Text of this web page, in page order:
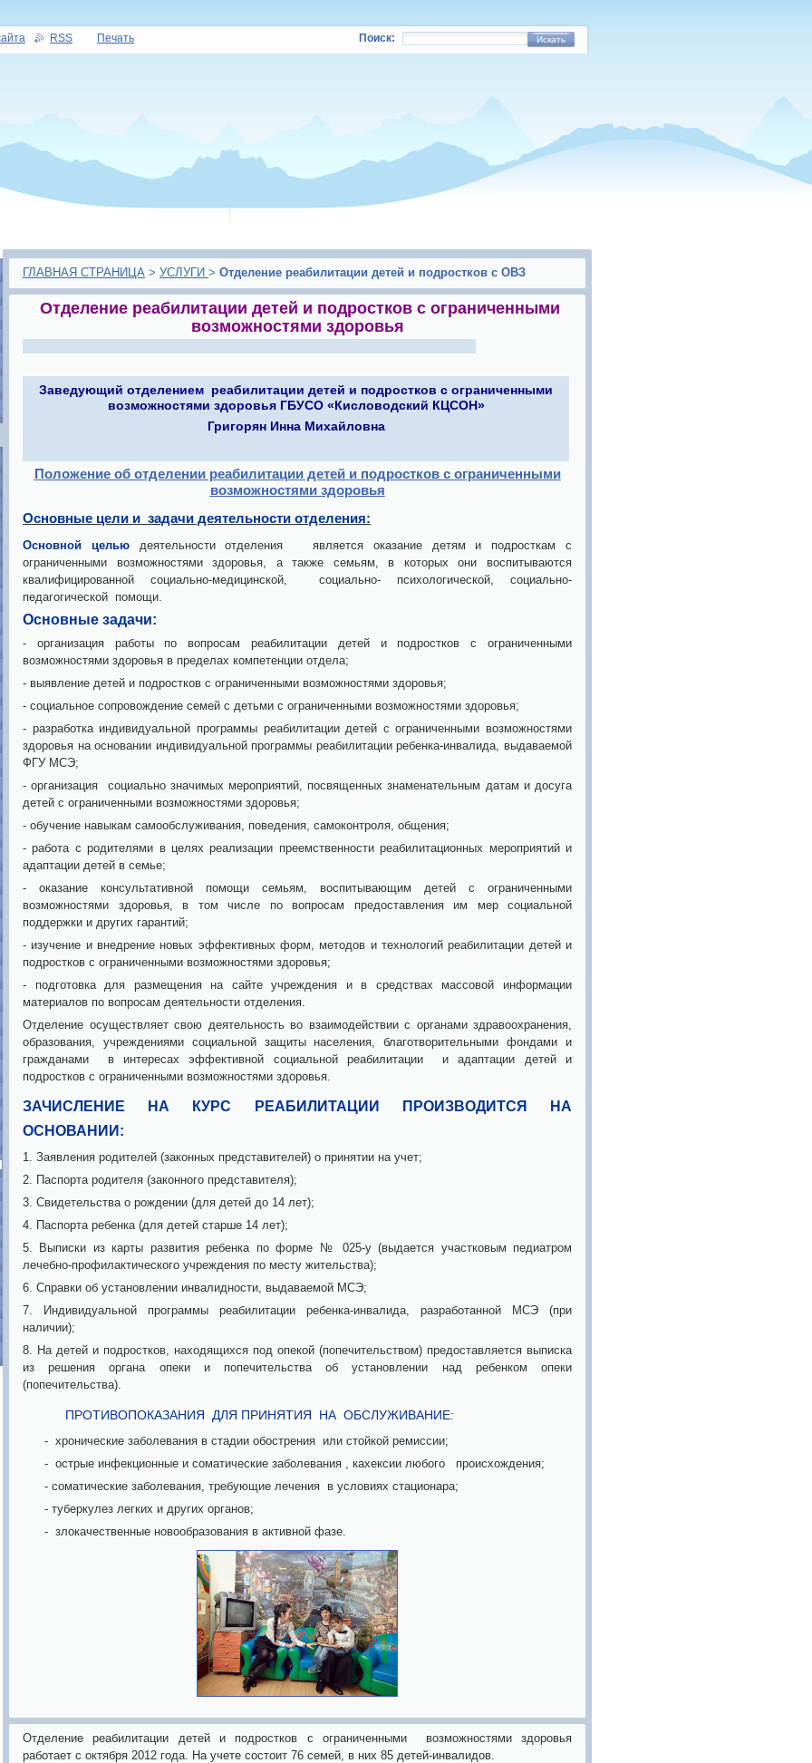
ГЛАВНАЯ СТРАНИЦА > УСЛУГИ > Отделение реабилитации детей и подростков с ОВЗ
Отделение реабилитации детей и подростков с ограниченными
возможностями здоровья
Заведующий отделением реабилитации детей и подростков с ограниченными
возможностями здоровья ГБУСО «Кисловодский КЦСОН»
Григорян Инна Михайловна
Положение об отделении реабилитации детей и подростков с ограниченными
возможностями здоровья
Основные цели и задачи деятельности отделения:
Основной целью деятельности отделения является оказание детям и подросткам с
ограниченными возможностями здоровья, а также семьям, в которых они воспитываются
квалифицированной социально-медицинской, социально- психологической, социально-
педагогической помощи.
Основные задачи:
- организация работы по вопросам реабилитации детей и подростков с ограниченными
возможностями здоровья в пределах компетенции отдела;
- выявление детей и подростков с ограниченными возможностями здоровья;
- социальное сопровождение семей с детьми с ограниченными возможностями здоровья;
- разработка индивидуальной программы реабилитации детей с ограниченными возможностями
здоровья на основании индивидуальной программы реабилитации ребенка-инвалида, выдаваемой
ФГУ МСЭ;
- организация социально значимых мероприятий, посвященных знаменательным датам и досуга
детей с ограниченными возможностями здоровья;
- обучение навыкам самообслуживания, поведения, самоконтроля, общения;
- работа с родителями в целях реализации преемственности реабилитационных мероприятий и
адаптации детей в семье;
- оказание консультативной помощи семьям, воспитывающим детей с ограниченными
возможностями здоровья, в том числе по вопросам предоставления им мер социальной
поддержки и других гарантий;
- изучение и внедрение новых эффективных форм, методов и технологий реабилитации детей и
подростков с ограниченными возможностями здоровья;
- подготовка для размещения на сайте учреждения и в средствах массовой информации
материалов по вопросам деятельности отделения.
Отделение осуществляет свою деятельность во взаимодействии с органами здравоохранения,
образования, учреждениями социальной защиты населения, благотворительными фондами и
гражданами в интересах эффективной социальной реабилитации и адаптации детей и
подростков с ограниченными возможностями здоровья.
ЗАЧИСЛЕНИЕ НА КУРС РЕАБИЛИТАЦИИ ПРОИЗВОДИТСЯ НА
ОСНОВАНИИ:
1. Заявления родителей (законных представителей) о принятии на учет;
2. Паспорта родителя (законного представителя);
3. Свидетельства о рождении (для детей до 14 лет);
4. Паспорта ребенка (для детей старше 14 лет);
5. Выписки из карты развития ребенка по форме № 025-у (выдается участковым педиатром
лечебно-профилактического учреждения по месту жительства);
6. Справки об установлении инвалидности, выдаваемой МСЭ;
7. Индивидуальной программы реабилитации ребенка-инвалида, разработанной МСЭ (при
наличии);
8. На детей и подростков, находящихся под опекой (попечительством) предоставляется выписка
из решения органа опеки и попечительства об установлении над ребенком опеки
(попечительства).
ПРОТИВОПОКАЗАНИЯ ДЛЯ ПРИНЯТИЯ НА ОБСЛУЖИВАНИЕ:
- хронические заболевания в стадии обострения или стойкой ремиссии;
- острые инфекционные и соматические заболевания , кахексии любого происхождения;
- соматические заболевания, требующие лечения в условиях стационара;
- туберкулез легких и других органов;
- злокачественные новообразования в активной фазе.
Отделение реабилитации детей и подростков с ограниченными возможностями здоровья
работает с октября 2012 года. На учете состоит 76 семей, в них 85 детей-инвалидов.
RSS Печать Поиск: Искать